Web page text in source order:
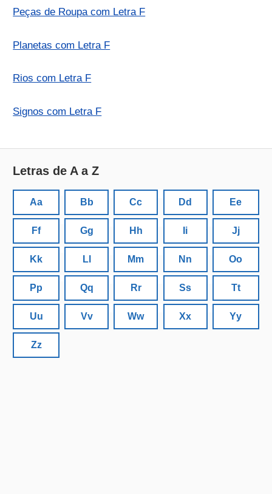
Peças de Roupa com Letra F
Planetas com Letra F
Rios com Letra F
Signos com Letra F
Letras de A a Z
Aa Bb Cc Dd Ee
Ff Gg Hh Ii Jj
Kk Ll Mm Nn Oo
Pp Qq Rr Ss Tt
Uu Vv Ww Xx Yy
Zz